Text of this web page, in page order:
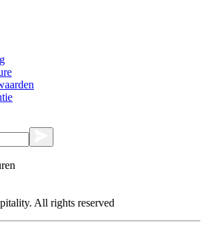
All rights reserved